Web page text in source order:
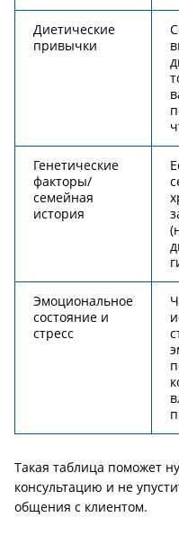
Диетические
привычки
Генетические
факторы/
семейная
история
Эмоциональное
состояние и
стресс
Такая таблица поможет
консультацию и не
общения с клиентом.